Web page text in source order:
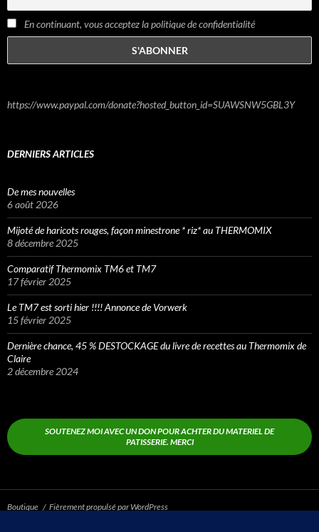
En continuant, vous acceptez la politique de confidentialité
https://www.paypal.com/donate?hosted_button_id=SUAWSNW5GBL3Y
DERNIERS ARTICLES
De mes nouvelles
6 août 2026
Mijoté de haricots rouges, façon minestrone * riz* au THERMOMIX
8 décembre 2025
Comparatif Thermomix TM6 et TM7
17 février 2025
Le TM7 est sorti hier !!!! Annonce de Vorwerk
15 février 2025
Dernière chance, 45 % DESTOCKAGE du livre de recettes au Thermomix de
Claire
2 décembre 2024
SOUTENEZ MOI AVEC UN DON POUR ACHTER DU MATERIEL DE
PATISSERIE. MERCI
Boutique Fièrement propulsé par WordPress